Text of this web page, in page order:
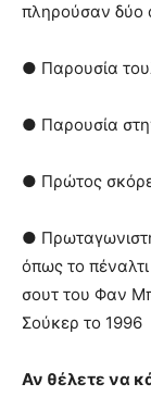
πληρούσαν δύο
● Παρουσία
● Παρουσία
● Πρώτος
●
όπως το
σουτ του Φαν
Σούκερ το 1996
Αν θέλετε να